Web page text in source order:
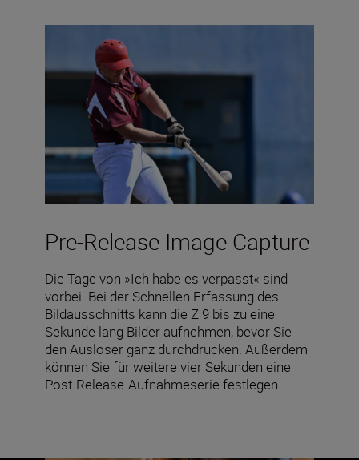
Pre-Release Image Capture
Die Tage von »Ich habe es verpasst« sind
vorbei. Bei der Schnellen Erfassung des
Bildausschnitts kann die Z 9 bis zu eine
Sekunde lang Bilder aufnehmen, bevor Sie
den Auslöser ganz durchdrücken. Außerdem
können Sie für weitere vier Sekunden eine
Post-Release-Aufnahmeserie festlegen.